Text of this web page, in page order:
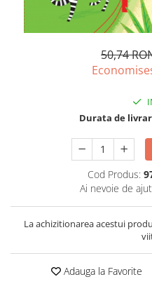
50,74
Durata de
Cod Produs:
Ai nevoie de
La achizitionarea acestui
Adauga la Favorite